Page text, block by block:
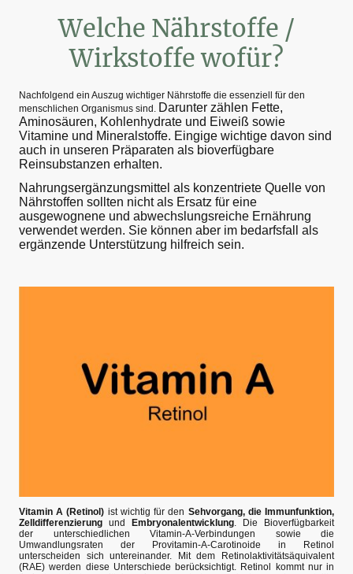
Welche Nährstoffe /
Wirkstoffe wofür?
Nachfolgend ein Auszug wichtiger Nährstoffe die essenziell für den
menschlichen Organismus sind. Darunter zählen Fette,
Aminosäuren, Kohlenhydrate und Eiweiß sowie
Vitamine und Mineralstoffe. Eingige wichtige davon sind
auch in unseren Präparaten als bioverfügbare
Reinsubstanzen erhalten.
Nahrungsergänzungsmittel als konzentriete Quelle von
Nährstoffen sollten nicht als Ersatz für eine
ausgewognene und abwechslungsreiche Ernährung
verwendet werden. Sie können aber im bedarfsfall als
ergänzende Unterstützung hilfreich sein.
Vitamin A (Retinol) ist wichtig für den Sehvorgang, die Immunfunktion,
Zelldifferenzierung und Embryonalentwicklung. Die Bioverfügbarkeit
der unterschiedlichen Vitamin-A-Verbindungen sowie die
Umwandlungsraten der Provitamin-A-Carotinoide in Retinol
unterscheiden sich untereinander. Mit dem Retinolaktivitätsäquivalent
(RAE) werden diese Unterschiede berücksichtigt. Retinol kommt nur in